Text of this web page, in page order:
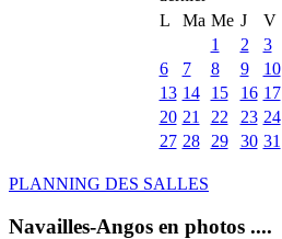
L
Ma Me J V
1
2 3
6
7 8 9 10
13 14 15 16 17
20 21 22 23 24
27 28 29 30 31
PLANNING DES SALLES
Navailles-Angos en photos ....